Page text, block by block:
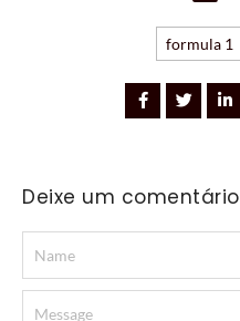
formula 1
Deixe um comentário